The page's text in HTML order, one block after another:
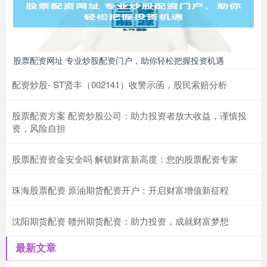
股票配资网址 专业炒股配资门户，助你轻松把握投资机遇
配资炒股- ST贤丰（002141）收警示函，股民索赔分析
股票配资方案 配资炒股公司：助力投资者放大收益，谨慎投
资，风险自担
股票配资资金安全吗 解锁财富新高度：您的股票配资专家
珠海股票配资 原油期货配资开户：开启财富增值新征程
沈阳期货配资 赣州期货配资：助力投资，成就财富梦想
最新文章